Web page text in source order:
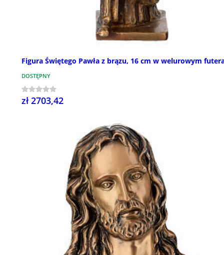
Figura Świętego Pawła z brązu, 16 cm w welurowym
DOSTĘPNY
zł 2703,42